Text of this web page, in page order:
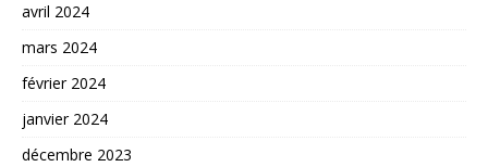
avril 2024
mars 2024
février 2024
janvier 2024
décembre 2023